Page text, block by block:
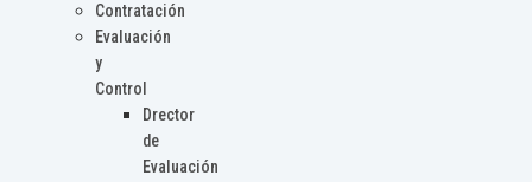
Contratación
Evaluación
y
Control
Drector
de
Evaluación